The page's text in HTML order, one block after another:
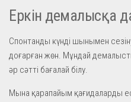
Еркін демалысқа
Спонтанды күнді шынымен
доғарған жөн. Мұндай
әр сәтті бағалай білу.
Мына қарапайым қағидаларды